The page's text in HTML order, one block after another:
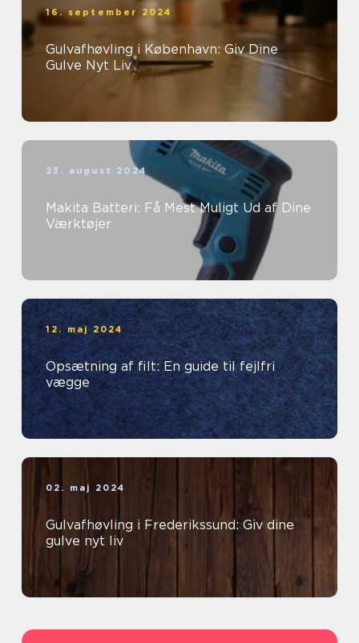
16. september 2024
Gulvafhøvling i København: Giv Dine
Gulve Nyt Liv
23. august 2024
Makita Batteri: Få Mest Muligt Ud af Dine
Værktøjer
12. maj 2024
Opsætning af filt: En guide til fejlfri
vægge
02. maj 2024
Gulvafhøvling i Frederikssund: Giv dine
gulve nyt liv